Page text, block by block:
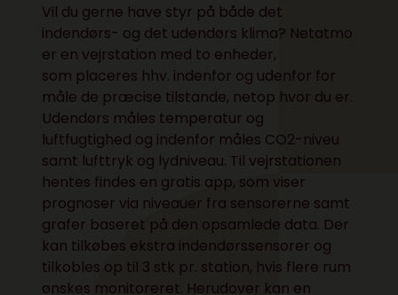
Vil du gerne have styr på både det
indendørs- og det udendørs klima? Netatmo
er en vejrstation med to enheder,
som placeres hhv. indenfor og udenfor for
måle de præcise tilstande, netop hvor du er.
Udendørs måles temperatur og
luftfugtighed og indenfor måles CO2-niveu
samt lufttryk og lydniveau. Til vejrstationen
hentes findes en gratis app, som viser
prognoser via niveauer fra sensorerne samt
grafer baseret på den opsamlede data. Der
kan tilkøbes ekstra indendørssensorer og
tilkobles op til 3 stk pr. station, hvis flere rum
ønskes monitoreret. Herudover kan en